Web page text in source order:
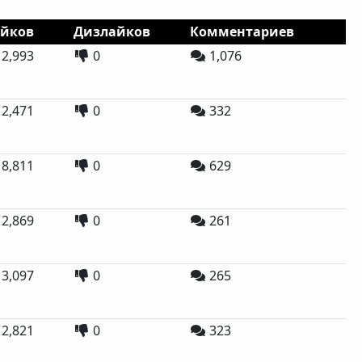
Дизлайков
Комментариев
0 1,076
0 332
0 629
0 261
0 265
0 323